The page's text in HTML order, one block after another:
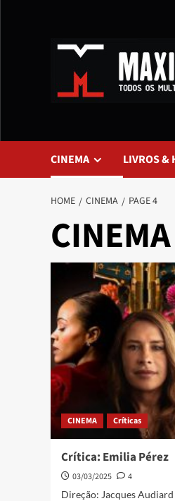
CINEMA LIVROS &
HOME CINEMA PAGE 4
CINEMA
CINEMA Críticas
Crítica: Emilia Pérez
03/03/2025
4
Direção: Jacques